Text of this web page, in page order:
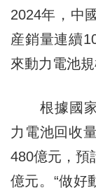
2024年，中
産銷量連續
來動力電池規
根據國家
力電池回收
480億元，預
億元。“做好